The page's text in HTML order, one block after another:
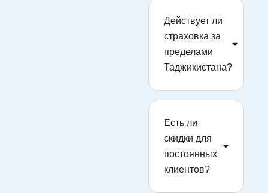
Действует ли
страховка за
пределами
Таджикистана?
Есть ли
скидки для
постоянных
клиентов?